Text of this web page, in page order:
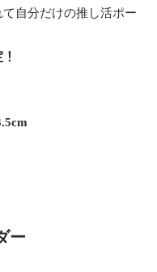
自分だけの推し活ポー
ー